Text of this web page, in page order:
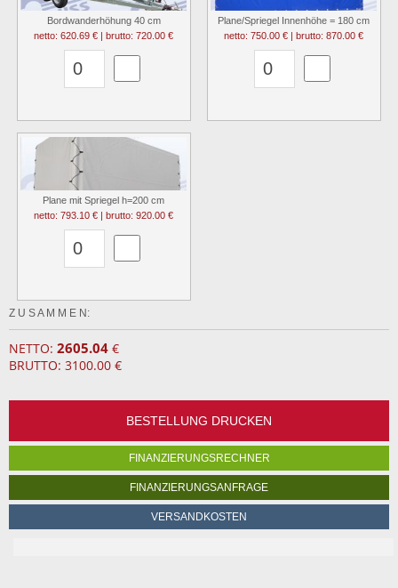
Bordwanderhöhung 40 cm
netto: 620.69 € | brutto: 720.00 €
Plane/Spriegel Innenhöhe = 180 cm
netto: 750.00 € | brutto: 870.00 €
Plane mit Spriegel h=200 cm
netto: 793.10 € | brutto: 920.00 €
Z U S A M M E N:
NETTO: 2605.04 €
BRUTTO: 3100.00 €
BESTELLUNG DRUCKEN
FINANZIERUNGSRECHNER
FINANZIERUNGSANFRAGE
VERSANDKOSTEN